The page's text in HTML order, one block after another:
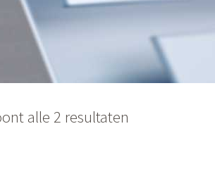
alle 2 resultaten